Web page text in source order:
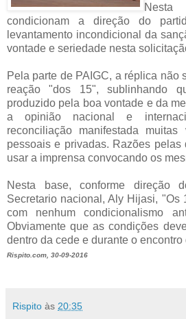
condicionam a direção do
levantamento incondicional da
vontade e seriedade nesta
Pela parte de PAIGC, a réplica não
reação "dos 15", sublinhando
produzido pela boa vontade e da
a opinião nacional e
reconciliação manifestada
pessoais e privadas. Razões pelas
usar a imprensa convocando os
Nesta base, conforme direção
Secretario nacional, Aly Hijasi, "Os
com nenhum condicionalismo
Obviamente que as condições
dentro da cede e durante o
Rispito.com, 30-09-2016
Rispito às 20:35